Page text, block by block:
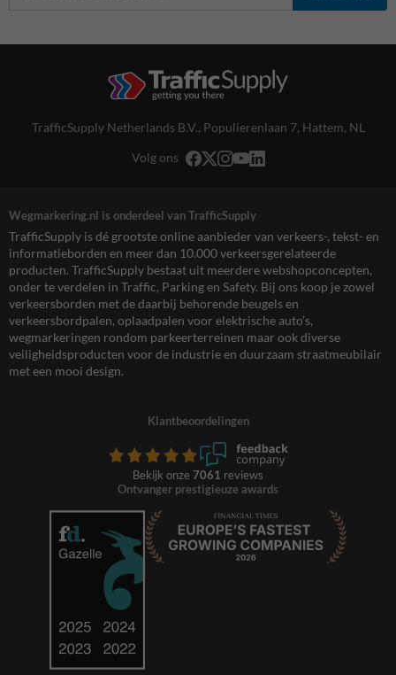
TrafficSupply Netherlands B.V., Populierenlaan 7, Hattem, NL
Volg ons
Wegmarkering.nl is onderdeel van TrafficSupply
TrafficSupply is dé grootste online aanbieder van verkeers-, tekst- en
informatieborden en meer dan 10.000 verkeersgerelateerde
producten. TrafficSupply bestaat uit meerdere webshopconcepten,
onder te verdelen in Traffic, Parking en Safety. Bij ons koop je zowel
verkeersborden met de daarbij behorende beugels en
verkeersbordpalen, oplaadpalen voor elektrische auto’s,
wegmarkeringen rondom parkeerterreinen maar ook diverse
veiligheidsproducten voor de industrie en duurzaam straatmeubilair
met een mooi design.
Klantbeoordelingen
Bekijk onze 7061 reviews
Ontvanger prestigieuze awards